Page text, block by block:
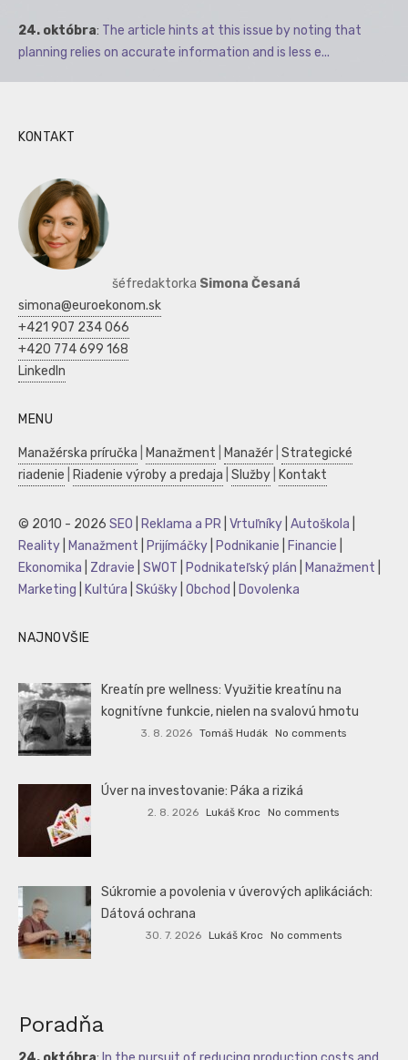
24. októbra: The article hints at this issue by noting that
planning relies on accurate information and is less e...
KONTAKT
šéfredaktorka Simona Česaná
simona@euroekonom.sk
+421 907 234 066
+420 774 699 168
LinkedIn
MENU
Manažérska príručka Manažment Manažér Strategické
riadenie
Riadenie výroby a predaja Služby Kontakt
© 2010 - 2026 SEO Reklama a PR Vrtuľníky Autoškola
Reality
Manažment Prijímáčky Podnikanie Financie
Ekonomika
Zdravie SWOT Podnikateľský plán Manažment
Marketing
Kultúra Skúšky Obchod Dovolenka
NAJNOVŠIE
Kreatín pre wellness: Využitie kreatínu na
kognitívne funkcie, nielen na svalovú hmotu
3. 8. 2026 Tomáš Hudák No comments
Úver na investovanie: Páka a riziká
2. 8. 2026 Lukáš Kroc No comments
Súkromie a povolenia v úverových aplikáciách:
Dátová ochrana
30. 7. 2026 Lukáš Kroc No comments
Poradňa